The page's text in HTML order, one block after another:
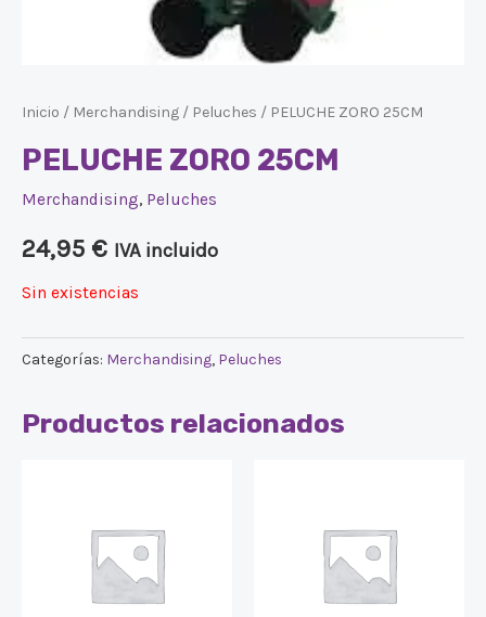
Inicio / Merchandising / Peluches / PELUCHE ZORO 25CM
PELUCHE ZORO 25CM
Merchandising, Peluches
24,95 € IVA incluido
Sin existencias
Categorías: Merchandising, Peluches
Productos relacionados